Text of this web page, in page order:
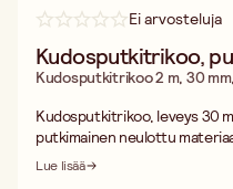
Ei arvosteluja
Kudosputkitrikoo,
Kudosputkitrikoo 2 m, 30
Kudosputkitrikoo, leveys 30
putkimainen neulottu
koristeluun ja hahmojen
Lue lisää